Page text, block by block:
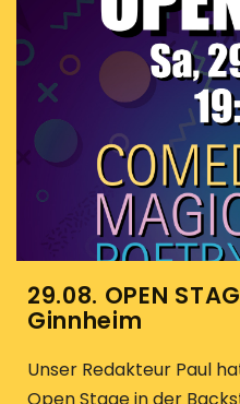
29.08. OPEN
Ginnheim
Unser Redakteur Paul